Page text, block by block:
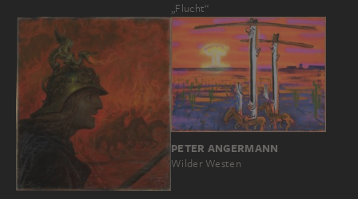
„Flucht“
PETER ANGERMANN
Wilder Westen